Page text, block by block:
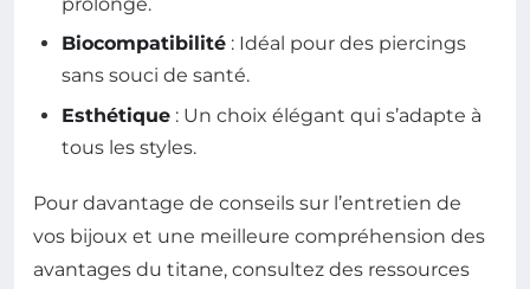
Biocompatibilité : Idéal pour des piercings
sans souci de santé.
Esthétique : Un choix élégant qui s’adapte à
tous les styles.
Pour davantage de conseils sur l’entretien de
vos bijoux et une meilleure compréhension des
avantages du titane, consultez des ressources